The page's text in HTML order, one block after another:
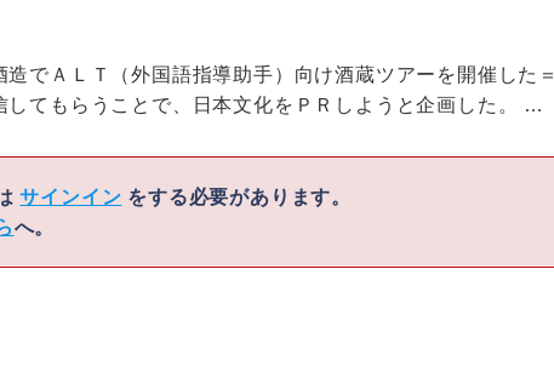
でＡＬＴ（外国語指導助手）向け酒蔵ツアーを開催した＝
てもらうことで、日本文化をＰＲしようと企画した。 …
サインイン をする必要があります。
へ。